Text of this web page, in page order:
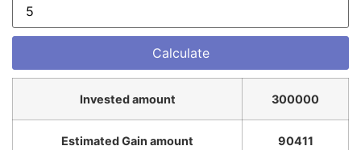
Invested amount 300000
Estimated Gain amount 90411